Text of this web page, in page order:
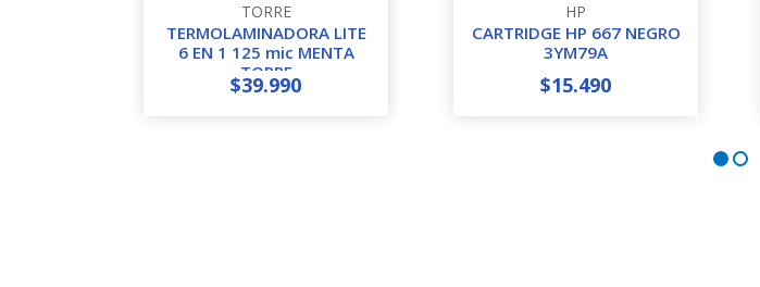
TORRE
TERMOLAMINADORA LITE
6 EN 1 125 mic MENTA
TORRE
+
$39.990
HP
CARTRIDGE HP 667 NEGRO
3YM79A
+
$15.490